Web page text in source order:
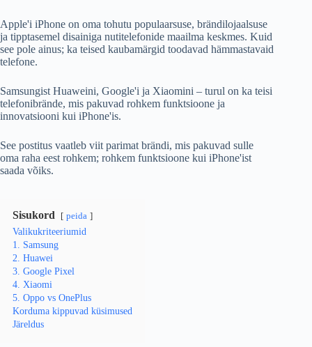
Apple'i iPhone on oma tohutu populaarsuse, brändilojaalsuse
ja tipptasemel disainiga nutitelefonide maailma keskmes. Kuid
see pole ainus; ka teised kaubamärgid toodavad hämmastavaid
telefone.
Samsungist Huaweini, Google'i ja Xiaomini – turul on ka teisi
telefonibrände, mis pakuvad rohkem funktsioone ja
innovatsiooni kui iPhone'is.
See postitus vaatleb viit parimat brändi, mis pakuvad sulle
oma raha eest rohkem; rohkem funktsioone kui iPhone'ist
saada võiks.
Sisukord peida
Valikukriteeriumid
1. Samsung
2. Huawei
3. Google Pixel
4. Xiaomi
5. Oppo vs OnePlus
Korduma kippuvad küsimused
Järeldus